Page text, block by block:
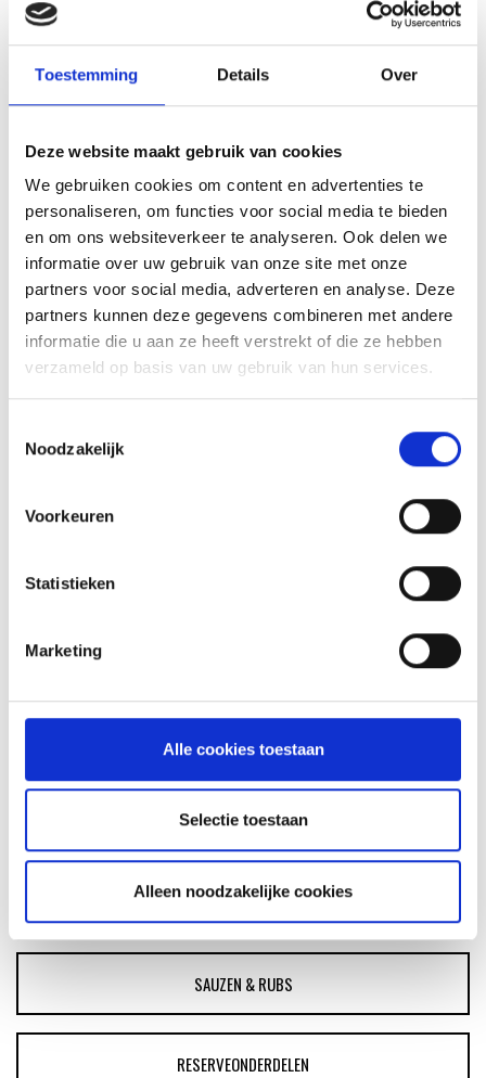
Toestemming Details Over
Deze website maakt gebruik van cookies
We gebruiken cookies om content en advertenties te
personaliseren, om functies voor social media te bieden
en om ons websiteverkeer te analyseren. Ook delen we
informatie over uw gebruik van onze site met onze
partners voor social media, adverteren en analyse. Deze
partners kunnen deze gegevens combineren met andere
informatie die u aan ze heeft verstrekt of die ze hebben
verzameld op basis van uw gebruik van hun services.
Noodzakelijk
Voorkeuren
Statistieken
Marketing
Alle cookies toestaan
Selectie toestaan
Alleen noodzakelijke cookies
VITELLO TONNATO VAN DE
SEARWOOD
RECEPT
ASSORTIMENT
BARBECUE'S
ACCESSOIRES
SAUZEN & RUBS
RESERVEONDERDELEN